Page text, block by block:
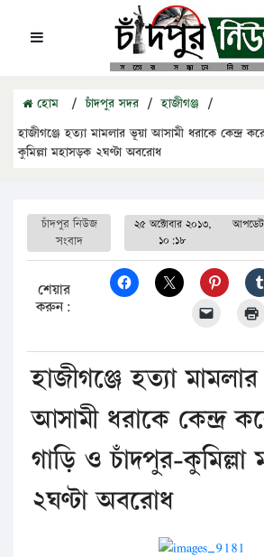
হোম / চাঁদপুর সদর / হাজীগঞ্জ /
হাজীগঞ্জে হত্যা মামলার ভূয়া আসামী ধরাকে কেন্দ্র
কুমিল্লা মহাসড়ক ২ঘণ্টা অবরোধ
চাঁদপুর নিউজ
সংবাদ
২৫ অক্টোবার ২০১৩,
১০:১৮
শেয়ার
করুন:
হাজীগঞ্জে হত্যা
আসামী ধরাকে কেন্দ্র
গাড়ি ও চাঁদপুর-
২ঘণ্টা অবরোধ